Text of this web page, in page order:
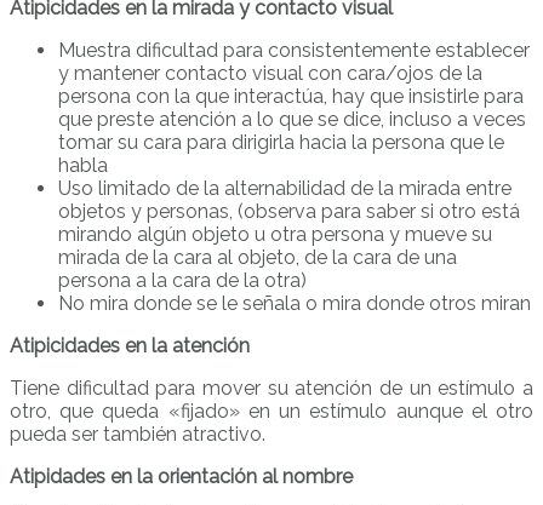
Atipicidades en la mirada y contacto visual
Muestra dificultad para consistentemente establecer
y mantener contacto visual con cara/ojos de la
persona con la que interactúa, hay que insistirle para
que preste atención a lo que se dice, incluso a veces
tomar su cara para dirigirla hacia la persona que le
habla
Uso limitado de la alternabilidad de la mirada entre
objetos y personas, (observa para saber si otro está
mirando algún objeto u otra persona y mueve su
mirada de la cara al objeto, de la cara de una
persona a la cara de la otra)
No mira donde se le señala o mira donde otros miran
Atipicidades en la atención
Tiene dificultad para mover su atención de un estímulo a
otro, que queda «fijado» en un estímulo aunque el otro
pueda ser también atractivo.
Atipidades en la orientación al nombre